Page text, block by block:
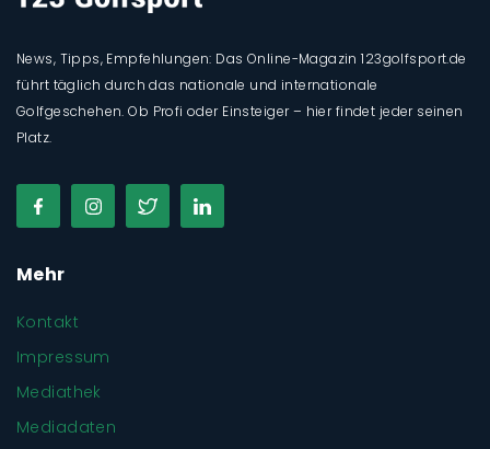
News, Tipps, Empfehlungen: Das Online-Magazin 123golfsport.de
führt täglich durch das nationale und internationale
Golfgeschehen. Ob Profi oder Einsteiger – hier findet jeder seinen
Platz.
Mehr
Kontakt
Impressum
Mediathek
Mediadaten